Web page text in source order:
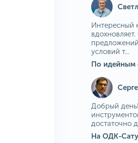
Интересный
условий т...
Добрый
достаточно